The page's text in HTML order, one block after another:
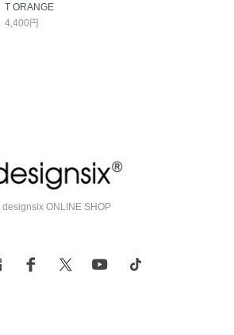
T ORANGE
4,400円
designsix ONLINE SHOP